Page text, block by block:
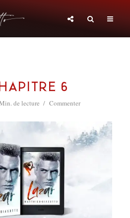
6
de lecture Commenter